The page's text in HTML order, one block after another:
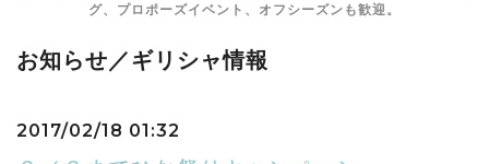
グ、プロポーズイベント、オフシーズンも歓迎。
お知らせ／ギリシャ情報
2017/02/18 01:32